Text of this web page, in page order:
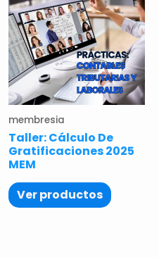
membresia
Taller: Cálculo De
Gratificaciones 2025
MEM
Ver productos